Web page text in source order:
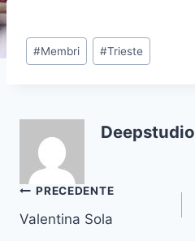
#Membri #Trieste
Deepstudio
PRECEDENTE
Valentina Sola